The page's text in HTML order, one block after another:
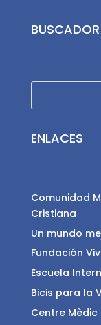
BUSCADOR
ENLACES
Comunidad
Cristiana
Un mundo
Fundación
Escuela
Bicis para la
Centre